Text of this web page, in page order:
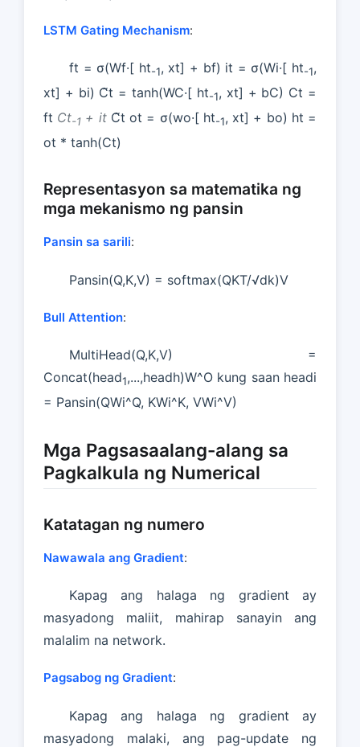
LSTM Gating Mechanism:
ft = σ(Wf·[ ht-1, xt] + bf) it = σ(Wi·[ ht-1,
xt] + bi) C̃t = tanh(WC·[ ht-1, xt] + bC) Ct =
ft Ct-1 + it C̃t ot = σ(wo·[ ht-1, xt] + bo) ht =
ot * tanh(Ct)
Representasyon sa matematika ng
mga mekanismo ng pansin
Pansin sa sarili:
Pansin(Q,K,V) = softmax(QKT/√dk)V
Bull Attention:
MultiHead(Q,K,V) =
Concat(head1,...,headh)W^O kung saan headi
= Pansin(QWi^Q, KWi^K, VWi^V)
Mga Pagsasaalang-alang sa
Pagkalkula ng Numerical
Katatagan ng numero
Nawawala ang Gradient:
Kapag ang halaga ng gradient ay
masyadong maliit, mahirap sanayin ang
malalim na network.
Pagsabog ng Gradient:
Kapag ang halaga ng gradient ay
masyadong malaki, ang pag-update ng